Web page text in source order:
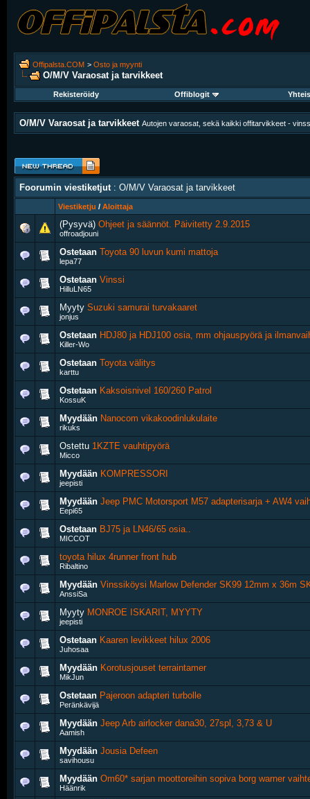
Offipalsta.COM > Osto ja myynti
O/M/V Varaosat ja tarvikkeet
Rekisteröidy Offiblogit
O/M/V Varaosat ja tarvikkeet Autojen varaosat, sekä kaikki offitarvikkeet -
Foorumin viestiketjut: O/M/V Varaosat ja tarvikkeet
Viestiketju / Aloittaja
(Pysyvä) Ohjeet ja säännöt. Päivitetty 2.9.2015
offroadjouni
Ostetaan Toyota 90 luvun kumi mattoja
lepa77
Ostetaan Vinssi
HilluLN65
Myyty Suzuki samurai turvakaaret
jonjus
Ostetaan HDJ80 ja HDJ100 osia, mm ohjauspyörä ja
Killer-Wo
Ostetaan Toyota välitys
karttu
Ostetaan Kaksoisnivel 160/260 Patrol
KossuK
Myydään Nanocom vikakoodinlukulaite
rikuks
Ostettu 1KZTE vauhtipyörä
Micco
Myydään KOMPRESSORI
jeepisti
Myydään Jeep PMC Motorsport M57 adapterisarja + AW4
Eepi65
Ostetaan BJ75 ja LN46/65 osia..
MICCOT
toyota hilux 4runner front hub
Ribaltino
Myydään Vinssiköysi Marlow Defender SK99 12mm x 36m
AnssiSa
Myyty MONROE ISKARIT, MYYTY
jeepisti
Ostetaan Kaaren levikkeet hilux 2006
Juhosaa
Myydään Korotusjouset terraintamer
MikJun
Ostetaan Pajeroon adapteri turbolle
Peränkävijä
Myydään Jeep Arb airlocker dana30, 27spl, 3,73 & U
Aamish
Myydään Jousia Defeen
savihousu
Myydään Om60* sarjan moottoreihin sopiva borg warner
Häänrik